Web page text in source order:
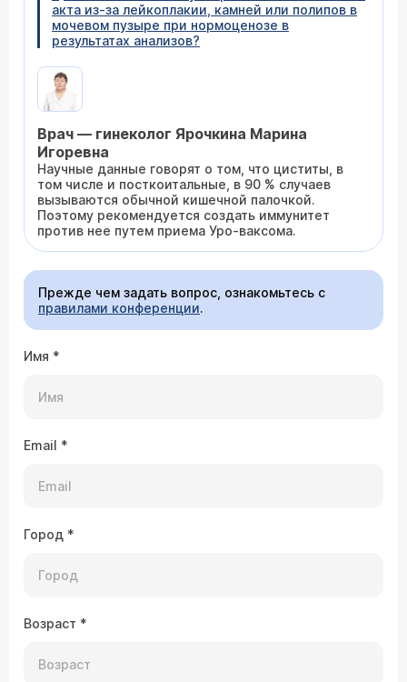
акта из-за лейкоплакии, камней или полипов в
мочевом пузыре при нормоценозе в
результатах анализов?
Врач — гинеколог Ярочкина Марина
Игоревна
Научные данные говорят о том, что циститы, в
том числе и посткоитальные, в 90 % случаев
вызываются обычной кишечной палочкой.
Поэтому рекомендуется создать иммунитет
против нее путем приема Уро-ваксома.
Прежде чем задать вопрос, ознакомьтесь с
правилами конференции.
Имя *
Email *
Город *
Возраст *